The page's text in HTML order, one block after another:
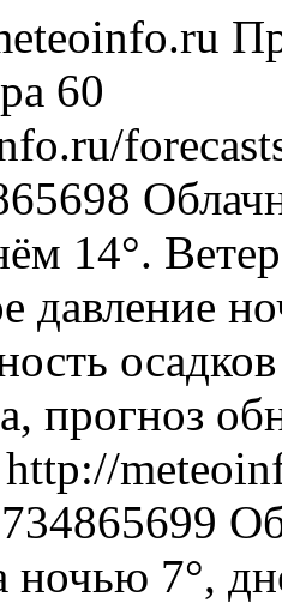
60
14°.
давление
прогноз
http://
ночью 7°,